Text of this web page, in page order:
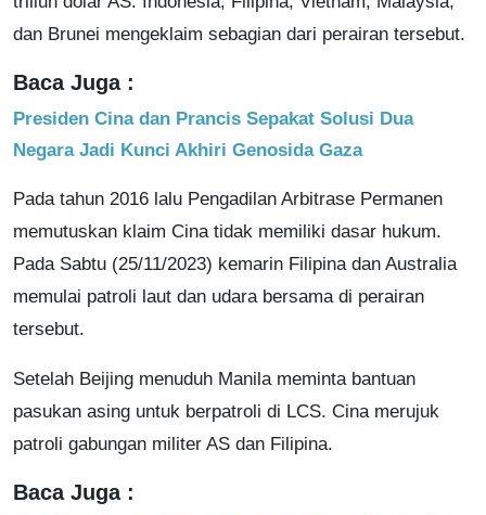
dan Brunei mengeklaim sebagian dari perairan tersebut.
Baca Juga :
Presiden Cina dan Prancis Sepakat Solusi Dua
Negara Jadi Kunci Akhiri Genosida Gaza
Pada tahun 2016 lalu Pengadilan Arbitrase Permanen
memutuskan klaim Cina tidak memiliki dasar hukum.
Pada Sabtu (25/11/2023) kemarin Filipina dan Australia
memulai patroli laut dan udara bersama di perairan
tersebut.
Setelah Beijing menuduh Manila meminta bantuan
pasukan asing untuk berpatroli di LCS. Cina merujuk
patroli gabungan militer AS dan Filipina.
Baca Juga :